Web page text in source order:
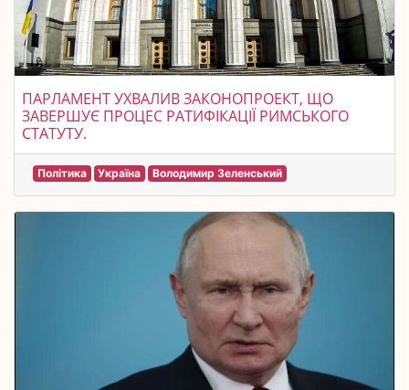
ПАРЛАМЕНТ УХВАЛИВ ЗАКОНОПРОЕКТ, ЩО
ЗАВЕРШУЄ ПРОЦЕС РАТИФІКАЦІЇ РИМСЬКОГО
СТАТУТУ.
Політика Україна Володимир Зеленський